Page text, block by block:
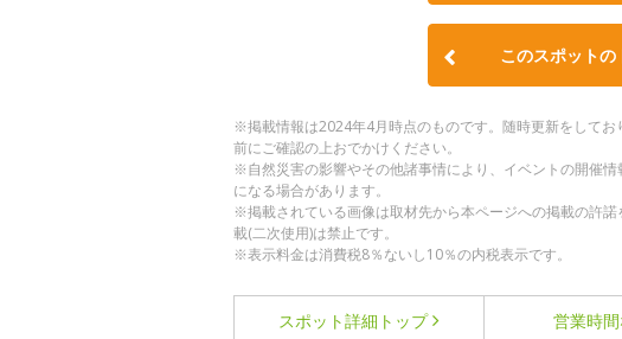
このスポットの
※掲載情報は2024年4月時点のものです。随時更新をして
前にご確認の上おでかけください。
※自然災害の影響やその他諸事情により、イベントの開催
になる場合があります。
※掲載されている画像は取材先から本ページへの掲載の許
載(二次使用)は禁止です。
※表示料金は消費税8％ないし10％の内税表示です。
スポット詳細 トップ 営業時